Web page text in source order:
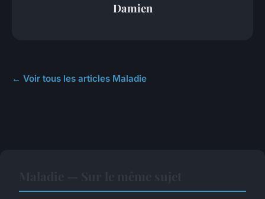
Damien
← Voir tous les articles Maladie